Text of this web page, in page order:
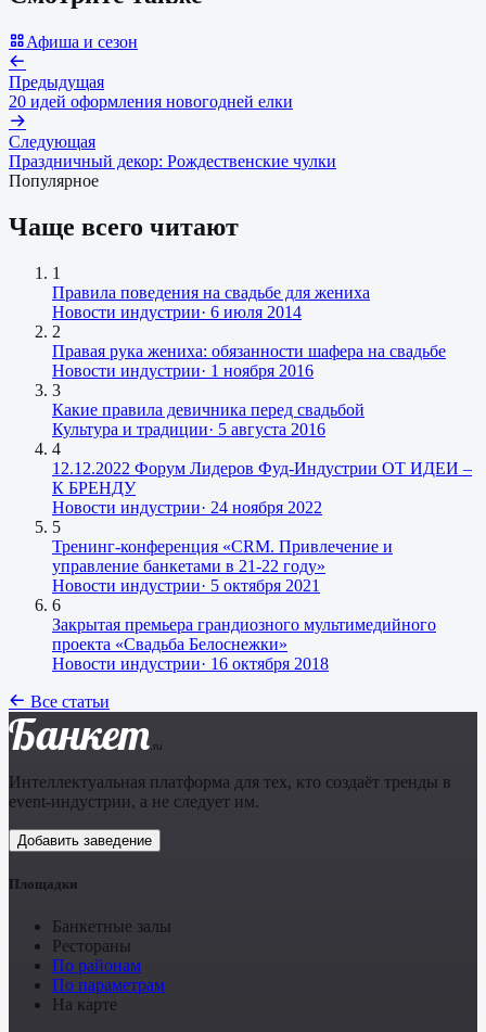
Афиша и сезон
Предыдущая
20 идей оформления новогодней елки
Следующая
Праздничный декор: Рождественские чулки
Популярное
Чаще всего читают
1
Правила поведения на свадьбе для жениха
Новости индустрии· 6 июля 2014
2
Правая рука жениха: обязанности шафера на свадьбе
Новости индустрии· 1 ноября 2016
3
Какие правила девичника перед свадьбой
Культура и традиции· 5 августа 2016
4
12.12.2022 Форум Лидеров Фуд-Индустрии ОТ ИДЕИ –
К БРЕНДУ
Новости индустрии· 24 ноября 2022
5
Тренинг-конференция «CRM. Привлечение и
управление банкетами в 21-22 году»
Новости индустрии· 5 октября 2021
6
Закрытая премьера грандиозного мультимедийного
проекта «Свадьба Белоснежки»
Новости индустрии· 16 октября 2018
Все статьи
Банкет .ru
Интеллектуальная платформа для тех, кто создаёт тренды в
event-индустрии, а не следует им.
Добавить заведение
Площадки
Банкетные залы
Рестораны
По районам
По параметрам
На карте